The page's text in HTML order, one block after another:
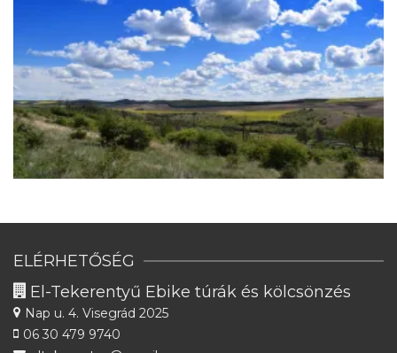
ELÉRHETŐSÉG
El-Tekerentyű Ebike túrák és kölcsönzés
Nap u. 4. Visegrád 2025
06 30 479 9740